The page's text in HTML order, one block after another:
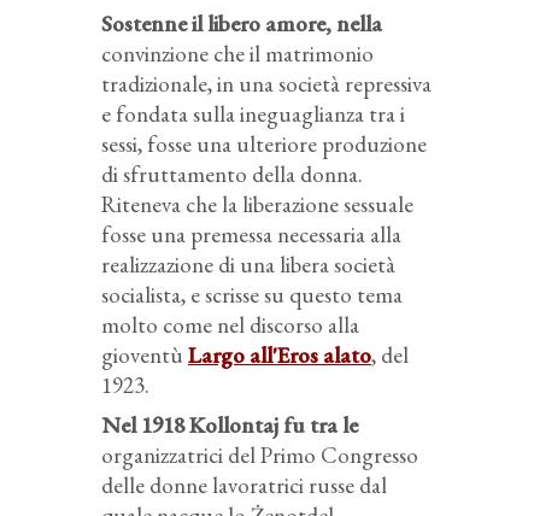
Sostenne il libero amore, nella
convinzione che il matrimonio
tradizionale, in una società repressiva
e fondata sulla ineguaglianza tra i
sessi, fosse una ulteriore produzione
di sfruttamento della donna.
Riteneva che la liberazione sessuale
fosse una premessa necessaria alla
realizzazione di una libera società
socialista, e scrisse su questo tema
molto come nel discorso alla
gioventù Largo all'Eros alato, del
1923.
Nel 1918 Kollontaj fu tra le
organizzatrici del Primo Congresso
delle donne lavoratrici russe dal